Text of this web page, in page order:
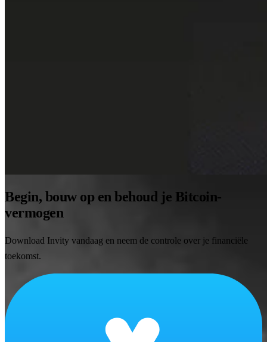
Begin, bouw op en behoud je Bitcoin-
vermogen
Download Invity vandaag en neem de controle over je financiële
toekomst.